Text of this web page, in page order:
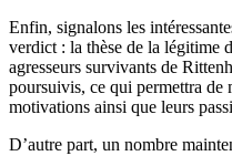
Enfin, signalons les
verdict : la thèse de la légitime
agresseurs survivants de
poursuivis, ce qui permettra de
motivations ainsi que leurs
D’autre part, un nombre